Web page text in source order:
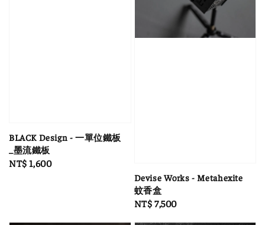
BLACK Design - 一單位鐵板
_墨流鐵板
Regular
NT$ 1,600
Devise Works - Metahexite
蚊香盒
Regular
NT$ 7,500